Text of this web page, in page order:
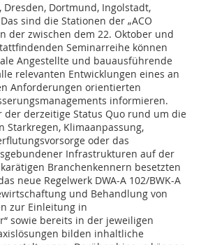
Dresden, Dortmund, Ingolstadt,
sind die Stationen der „ACO
der zwischen dem 22. Oktober und
Seminarreihe können
Angestellte und bauausführende
relevanten Entwicklungen eines an
Anforderungen orientierten
informieren.
der derzeitige Status Quo rund um die
Starkregen, Klimaanpassung,
oder das
Infrastrukturen auf der
Branchenkennern besetzten
neue Regelwerk DWA-A 102/BWK-A
und Behandlung von
zur Einleitung in
sowie bereits in der jeweiligen
bilden inhaltliche